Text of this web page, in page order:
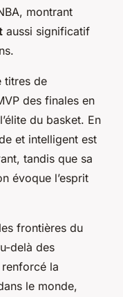
montrant
aussi significatif
titres de
des finales en
du basket. En
et intelligent est
tandis que sa
évoque l’esprit
frontières du
delà des
la
le monde,